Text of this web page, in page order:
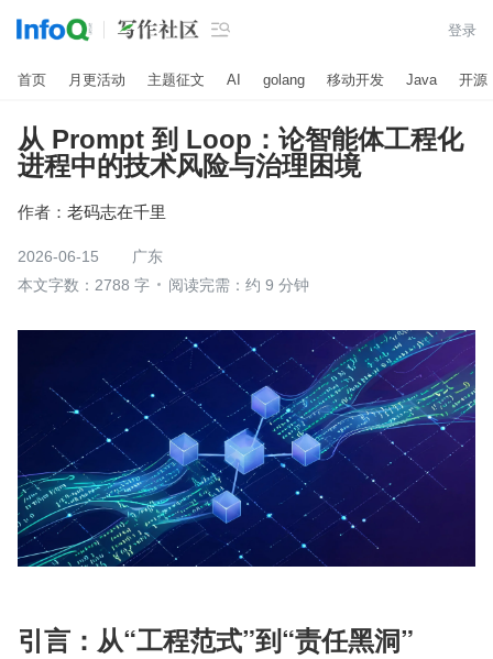
 登录
首页 月更活动 主题征文 AI golang 移动开发 Java 开源
从 Prompt 到 Loop：论智能体工程化
进程中的技术风险与治理困境
作者： 老码志在千里
2026-06-15
广东
本文字数：2788 字
阅读完需：约 9 分钟
引言：从“工程范式”到“责任黑洞”